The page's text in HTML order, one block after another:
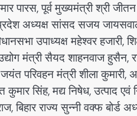
पारस, पूर्व मुख्यमंत्री श्री
अध्यक्ष सांसद सजय जायसवाल,
उपाध्यक्ष महेश्वर हजारी,
मंत्री सैयद शाहनवाज
जयंत परिवहन मंत्री शीला
कुमार सिंह, मद्य निषेध, उत्पाद
बिहार राज्य सुन्नी वक्फ बोर्ड